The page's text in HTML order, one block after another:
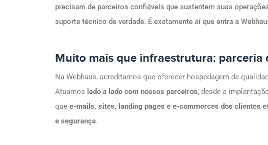
precisam de parceiros confiáveis que sustentem suas
suporte técnico de verdade. É exatamente aí que entra a
Muito mais que infraestrutura: parceria
Na Webhaus, acreditamos que oferecer hospedagem de
Atuamos lado a lado com nossos parceiros, desde a
que e-mails, sites, landing pages e e-commerces dos clientes
e segurança.